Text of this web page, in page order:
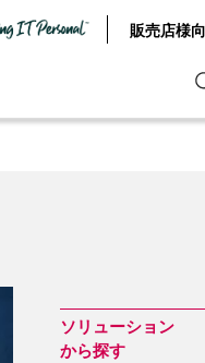
販売店様
ソリューション
から探す